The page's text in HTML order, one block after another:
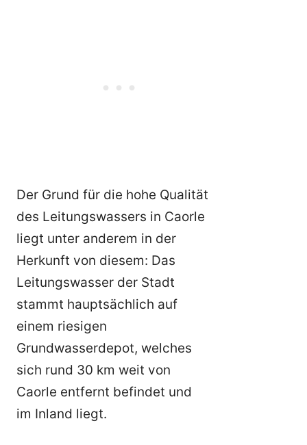
Der Grund für die hohe Qualität
des Leitungswassers in Caorle
liegt unter anderem in der
Herkunft von diesem: Das
Leitungswasser der Stadt
stammt hauptsächlich auf
einem riesigen
Grundwasserdepot, welches
sich rund 30 km weit von
Caorle entfernt befindet und
im Inland liegt.